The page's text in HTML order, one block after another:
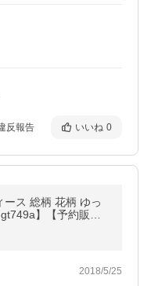
反報告 いいね 0
ース 総柄 花柄 ゆっ
】メ込
2018/5/25